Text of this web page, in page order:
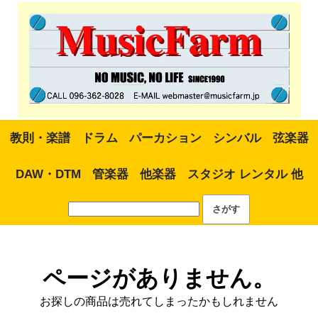
教則・楽譜 ドラム パーカション シンバル 弦楽器
DAW・DTM 管楽器 他楽器 スタジオ レンタル 他
ページがありません。
お探しの商品は売れてしまったかもしれません